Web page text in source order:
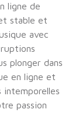
ligne de
stable et
avec
plonger dans
en ligne et
intemporelles
passion